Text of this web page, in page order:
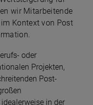
wir Mitarbeitende
Kontext von Post
oder
Projekten,
Post-
in der